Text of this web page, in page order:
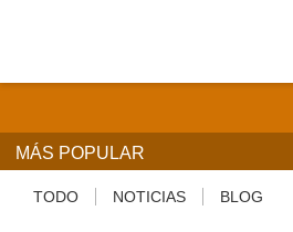
MÁS POPULAR
TODO NOTICIAS BLOG